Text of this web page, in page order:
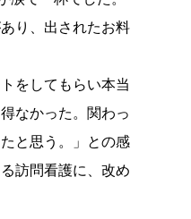
り、出されたお料
をしてもらい本当
なかった。関わっ
と思う。」との感
訪問看護に、改め